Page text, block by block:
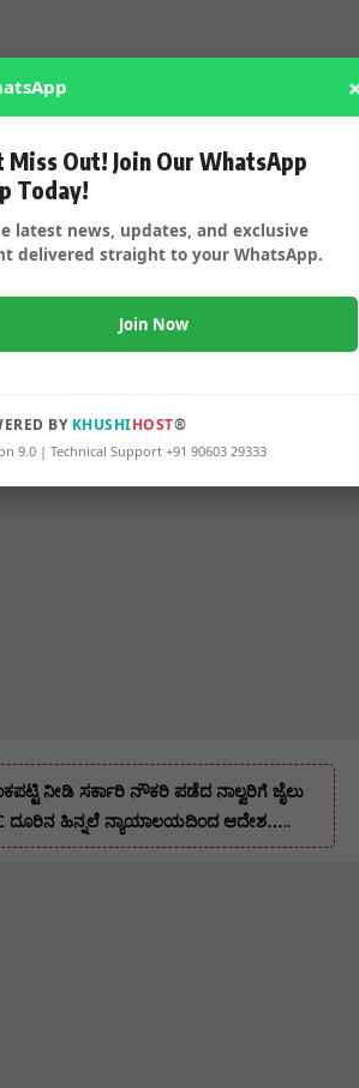
ಅಭಿನಂದನೆ ಸಲ್ಲಿಸಿ ಶುಭ ಹಾರೈಸಿದ ಜಿಲ್ಲಾಧ್ಯಕ್ಷರು…..
ನೀಡಿ ಸರ್ಕಾರಿ ನೌಕರಿ ಪಡೆದ ನಾಲ್ವರಿಗೆ ಜೈಲು
ದೂರಿನ ಹಿನ್ನಲೆ ನ್ಯಾಯಾಲಯದಿಂದ ಆದೇಶ…..
Miss Out! Join Our WhatsApp
Today!
latest news, updates, and exclusive
delivered straight to your WhatsApp.
Join Now
BY KHUSHIHOST®
9.0 | Technical Support +91 90603 29333